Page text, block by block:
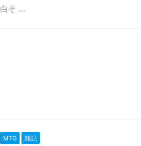
白そ ...
MTG 雑記